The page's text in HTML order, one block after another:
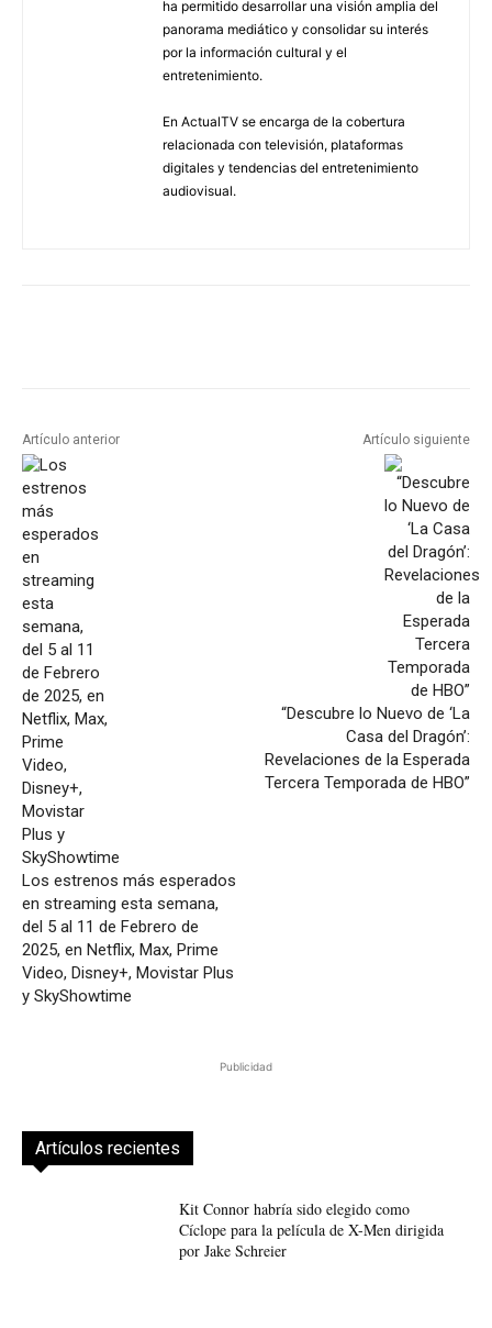
ha permitido desarrollar una visión amplia del
panorama mediático y consolidar su interés
por la información cultural y el
entretenimiento.
En ActualTV se encarga de la cobertura
relacionada con televisión, plataformas
digitales y tendencias del entretenimiento
audiovisual.
Artículo anterior
Los estrenos más esperados
en streaming esta semana,
del 5 al 11 de Febrero de
2025, en Netflix, Max, Prime
Video, Disney+, Movistar Plus
y SkyShowtime
Artículo siguiente
“Descubre lo Nuevo de ‘La
Casa del Dragón’:
Revelaciones de la Esperada
Tercera Temporada de HBO”
Publicidad
Artículos recientes
Kit Connor habría sido elegido como
Cíclope para la película de X-Men dirigida
por Jake Schreier